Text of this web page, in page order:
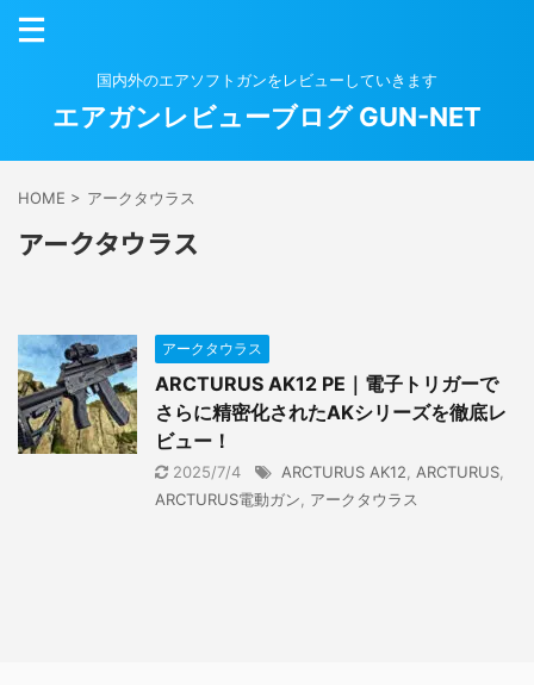
国内外のエアソフトガンをレビューしていきます
エアガンレビューブログ GUN-NET
HOME > アークタウラス
アークタウラス
アークタウラス
ARCTURUS AK12 PE｜電子トリガーで
さらに精密化されたAKシリーズを徹底レ
ビュー！
2025/7/4 ARCTURUS AK12 ARCTURUS
ARCTURUS電動ガン
アークタウラス